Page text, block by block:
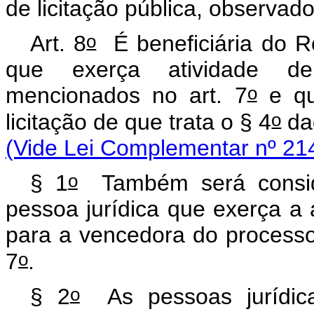
de licitação pública,
Art. 8oÉ beneficiária do
que exerça atividade
mencionados no art. 7oe
licitação de que trata o § 4o
(Vide Lei Complementar nº
§ 1oTambém será
pessoa jurídica que exerça a
para a vencedora do
7o.
§ 2oAs pessoas